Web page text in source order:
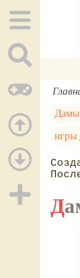
игры